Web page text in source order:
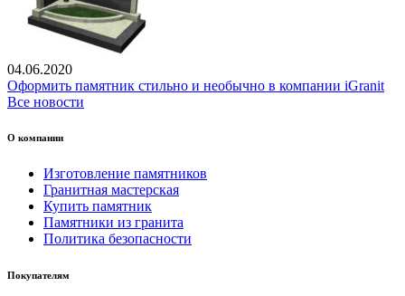
04.06.2020
Оформить памятник стильно и необычно в компании iGranit
Все новости
О компании
Изготовление памятников
Гранитная мастерская
Купить памятник
Памятники из гранита
Политика безопасности
Покупателям